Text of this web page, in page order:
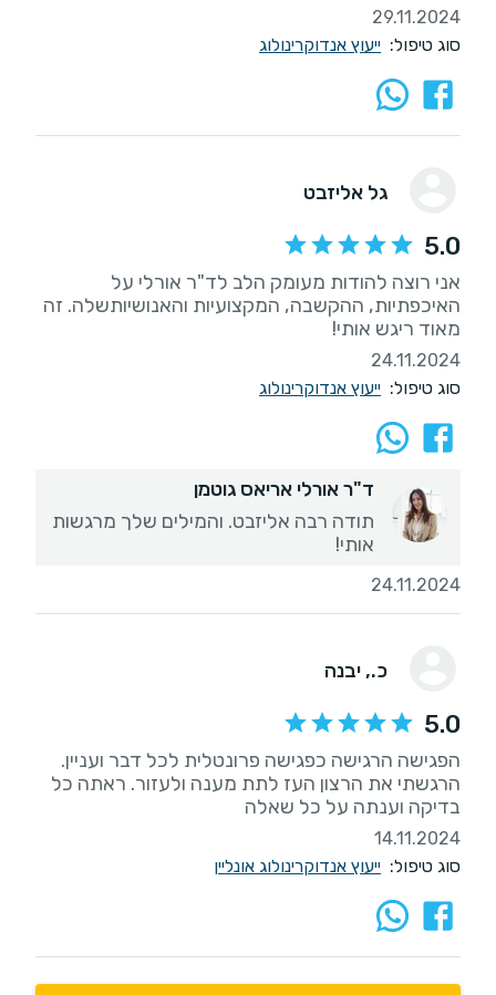
29.11.2024
סוג טיפול: ייעוץ אנדוקרינולוג
גל אליזבט
5.0
אני רוצה להודות מעומק הלב לד"ר אורלי על
האיכפתיות, ההקשבה, המקצועיות והאנושיותשלה. זה
מאוד ריגש אותי!
24.11.2024
סוג טיפול: ייעוץ אנדוקרינולוג
ד"ר אורלי אריאס גוטמן
תודה רבה אליזבט. והמילים שלך מרגשות
אותי!
24.11.2024
כ., יבנה
5.0
הפגישה הרגישה כפגישה פרונטלית לכל דבר ועניין.
הרגשתי את הרצון העז לתת מענה ולעזור. ראתה כל
בדיקה וענתה על כל שאלה
14.11.2024
סוג טיפול: ייעוץ אנדוקרינולוג אונליין